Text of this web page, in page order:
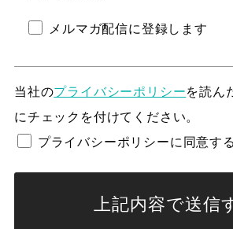
メルマガ配信に登録します
当社のプライバシーポリシーを読ん
にチェックを付けてください。
プライバシーポリシーに同意する